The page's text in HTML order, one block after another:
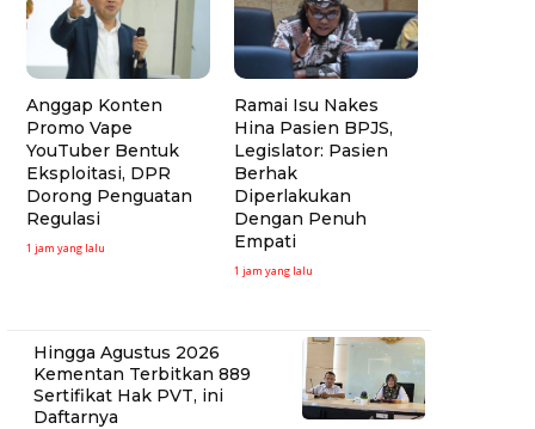
Anggap Konten
Promo Vape
YouTuber Bentuk
Eksploitasi, DPR
Dorong Penguatan
Regulasi
1 jam yang lalu
Ramai Isu Nakes
Hina Pasien BPJS,
Legislator: Pasien
Berhak
Diperlakukan
Dengan Penuh
Empati
1 jam yang lalu
Hingga Agustus 2026
Kementan Terbitkan 889
Sertifikat Hak PVT, ini
Daftarnya